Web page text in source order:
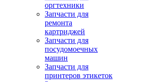
оргтехники
Запчасти для
ремонта
картриджей
Запчасти для
посудомоечных
машин
Запчасти для
принтеров этикеток